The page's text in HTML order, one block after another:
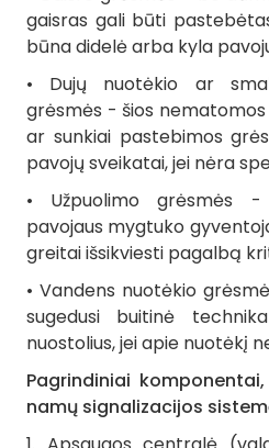
gaisras gali būti
būna didelė arba kyla
• Dujų nuotėkio ar
grėsmės - šios
ar sunkiai pastebimos
pavojų sveikatai, jei nėra
• Užpuolimo grėsmės
pavojaus mygtuko
greitai išsikviesti pagalbą
• Vandens nuotėkio
sugedusi buitinė
nuostolius, jei apie nuotėkį
Pagrindiniai
namų signalizacijos